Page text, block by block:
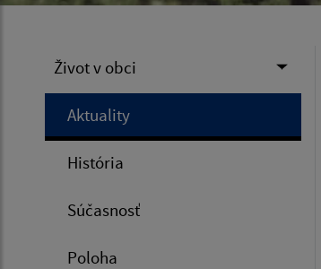
Život v obci
Aktuality
História
Súčasnosť
Poloha